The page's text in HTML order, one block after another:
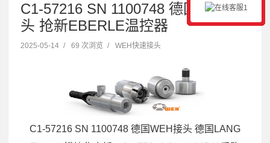
C1-57216 SN 1100748 德国WEH接
头 抢新EBERLE温控器
2025-05-14 / 69 次浏览 / WEH快速接头
C1-57216 SN 1100748 德国WEH接头 德国LANG